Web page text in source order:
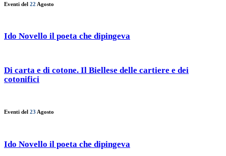
Eventi del 22 Agosto
Ido Novello il poeta che dipingeva
Di carta e di cotone. Il Biellese delle cartiere e dei
cotonifici
Eventi del 23 Agosto
Ido Novello il poeta che dipingeva